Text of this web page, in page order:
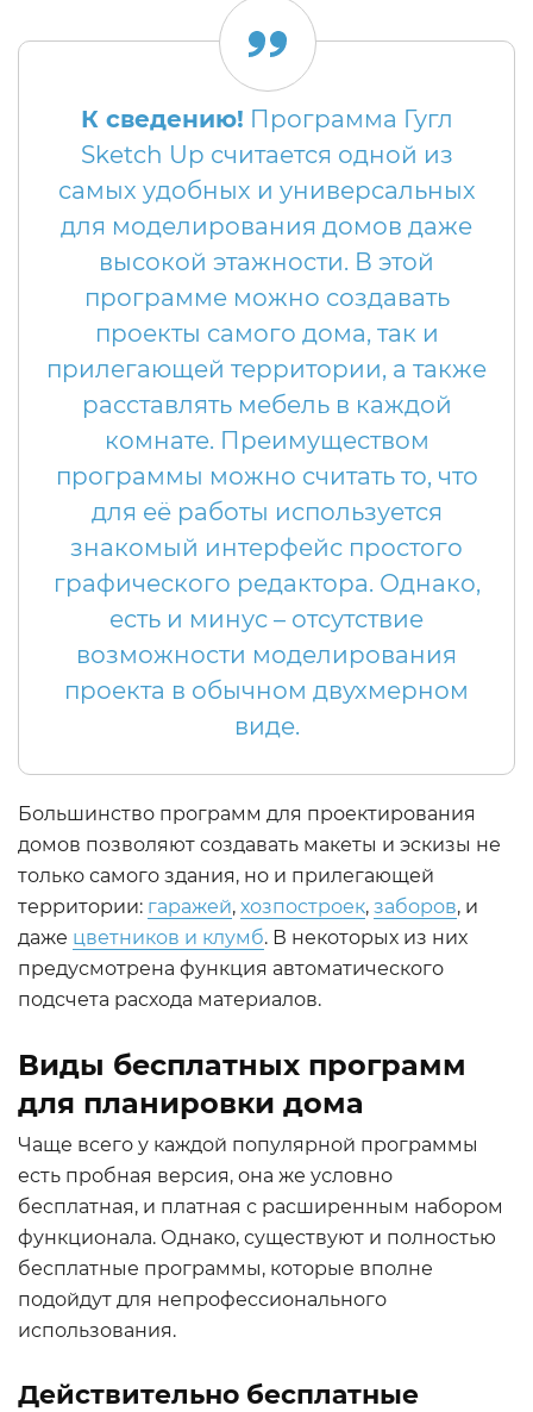
К сведению! Программа Гугл
Sketch Up считается одной из
самых удобных и универсальных
для моделирования домов даже
высокой этажности. В этой
программе можно создавать
проекты самого дома, так и
прилегающей территории, а также
расставлять мебель в каждой
комнате. Преимуществом
программы можно считать то, что
для её работы используется
знакомый интерфейс простого
графического редактора. Однако,
есть и минус – отсутствие
возможности моделирования
проекта в обычном двухмерном
виде.
Большинство программ для проектирования
домов позволяют создавать макеты и эскизы не
только самого здания, но и прилегающей
территории: гаражей, хозпостроек, заборов, и
даже цветников и клумб. В некоторых из них
предусмотрена функция автоматического
подсчета расхода материалов.
Виды бесплатных программ
для планировки дома
Чаще всего у каждой популярной программы
есть пробная версия, она же условно
бесплатная, и платная с расширенным набором
функционала. Однако, существуют и полностью
бесплатные программы, которые вполне
подойдут для непрофессионального
использования.
Действительно бесплатные